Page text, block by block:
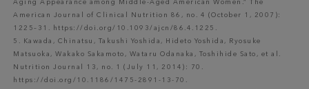
Aging Appearance among Middle-Aged American Women.” The
American Journal of Clinical Nutrition 86, no. 4 (October 1, 2007):
1225–31. https://doi.org/10.1093/ajcn/86.4.1225.
5. Kawada, Chinatsu, Takushi Yoshida, Hideto Yoshida, Ryosuke
Matsuoka, Wakako Sakamoto, Wataru Odanaka, Toshihide Sato, et al.
Nutrition Journal 13, no. 1 (July 11, 2014): 70.
https://doi.org/10.1186/1475-2891-13-70.